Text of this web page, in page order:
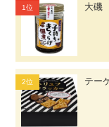
大磯
テー